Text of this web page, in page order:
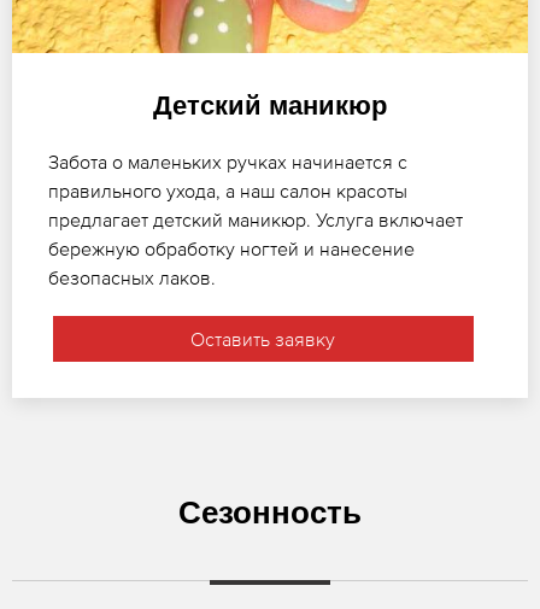
Детский маникюр
Забота о маленьких ручках начинается с
правильного ухода, а наш салон красоты
предлагает детский маникюр. Услуга включает
бережную обработку ногтей и нанесение
безопасных лаков.
Оставить заявку
Сезонность